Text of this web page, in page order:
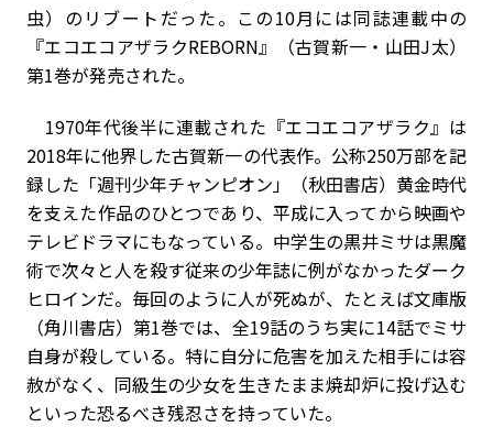
虫）のリブートだった。この10月には同誌連載中の
『エコエコアザラクREBORN』（古賀新一・山田J太）
第1巻が発売された。
1970年代後半に連載された『エコエコアザラク』は
2018年に他界した古賀新一の代表作。公称250万部を記
録した「週刊少年チャンピオン」（秋田書店）黄金時代
を支えた作品のひとつであり、平成に入ってから映画や
テレビドラマにもなっている。中学生の黒井ミサは黒魔
術で次々と人を殺す従来の少年誌に例がなかったダーク
ヒロインだ。毎回のように人が死ぬが、たとえば文庫版
（角川書店）第1巻では、全19話のうち実に14話でミサ
自身が殺している。特に自分に危害を加えた相手には容
赦がなく、同級生の少女を生きたまま焼却炉に投げ込む
といった恐るべき残忍さを持っていた。